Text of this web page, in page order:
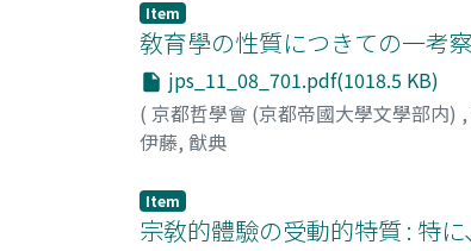
Item
敎育學の性質につきての一考察
jps_11_08_701.pdf(1018.5 KB)
( 京都哲學會 (京都帝國大學文學部内) ,
伊藤, 猷典
Item
宗敎的體驗の受動的特質 : 特